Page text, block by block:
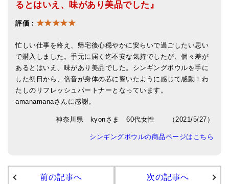
オンラインショップ
カートを見る
アマナマナのシンギングボウル
チベット・シンギングボウル
● マンダラ彫（黒・渋金）
るとはいえ、味があり美品でした』
評価： ★★★★★
忙しい仕事を終え、帰宅後心穏やかに安らいで過ごしたい思い
で購入しました。手元に届く迄不安な気持でしたが、個々差が
あるとはいえ、味があり美品でした。シンギングボウルを手に
した初日から、倍音が身体の芯に響いたように感じて感動！わ
たしのリフレッシュパートナーとなっています。
amanamanaさんに感謝。
神奈川県 kyonさま 60代女性 （2021/5/27）
シンギングボウルの商品ページはこちら
前の記事へ 次の記事へ